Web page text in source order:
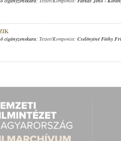
cigányzenekara; Texter/Komponist: Cselényiné Fóthy